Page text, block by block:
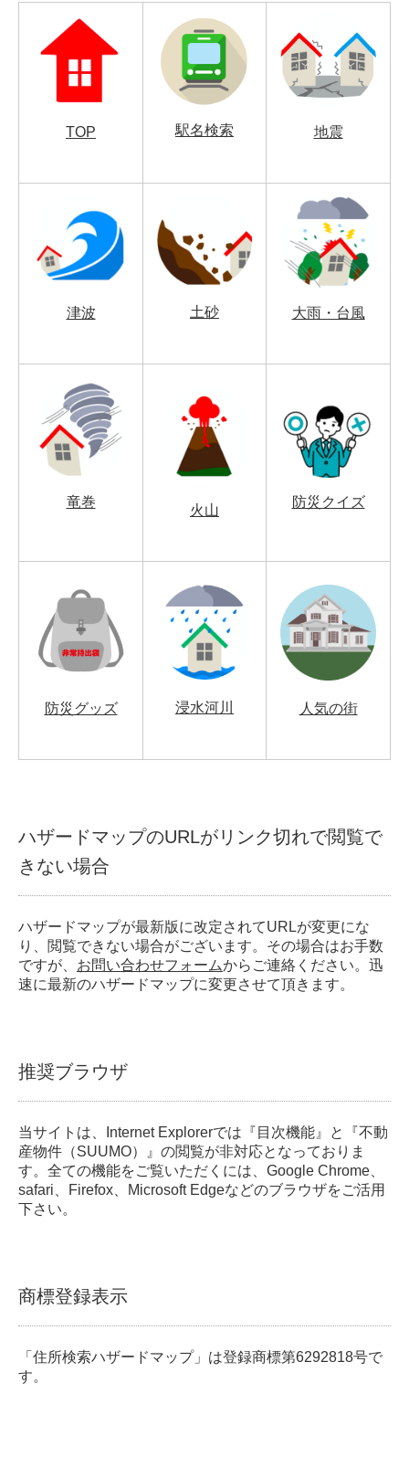
TOP 駅名検索 地震
津波 土砂 大雨・台風
竜巻
火山
防災クイズ
防災グッズ 浸水河川 人気の街
ハザードマップのURLがリンク切れで閲覧で
きない場合
ハザードマップが最新版に改定されてURLが変更にな
り、閲覧できない場合がございます。その場合はお手数
ですが、 お問い合わせフォームからご連絡ください。迅
速に最新のハザードマップに変更させて頂きます。
推奨ブラウザ
当サイトは、Internet Explorerでは『目次機能』と『不動
産物件（SUUMO）』の閲覧が非対応となっておりま
す。全ての機能をご覧いただくには、Google Chrome、
safari、Firefox、Microsoft Edgeなどのブラウザをご活用
下さい。
商標登録表示
「住所検索ハザードマップ」は登録商標第6292818号で
す。